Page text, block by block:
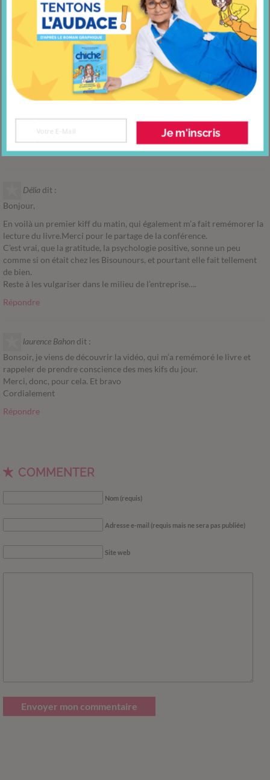
Merci d’avoir publiée cette vidéo (elle est une bonne piqûre de rappel à
« 3 Kifs par jour », et ça donne une autre tonalité au même contenu).
Et merci d’avoir rassemblé toutes les études pour en faire part au
mon premier kif de la journée, c’est de vous avoir découvert! Merci
beaucoup.
Répondre
Délia dit :
Bonjour,
En voilà un premier kiff du matin, qui également m’a fait remémorer la
lecture du livre.Merci pour le partage de la conférence.
C’est vrai, que la gratitude, la psychologie positive, sonne un peu
comme si on était chez les Bisounours, et pourtant elle fait tellement
de bien.
Reste à les vulgariser dans le milieu de l’entreprise….
Répondre
laurence Bahon dit :
Bonsoir, je viens de découvrir la vidéo, qui m’a remémoré le livre et
rappeler de prendre conscience des mes kifs du jour.
Merci, donc, pour cela. Et bravo
Cordialement
Répondre
COMMENTER
Nom (requis)
Adresse e-mail (requis mais ne sera pas publiée)
Site web
Envoyer mon commentaire
Je m'inscris